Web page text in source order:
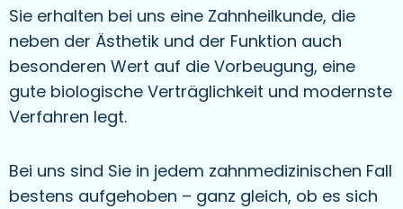
Sie erhalten bei uns eine Zahnheilkunde, die
neben der Ästhetik und der Funktion auch
besonderen Wert auf die Vorbeugung, eine
gute biologische Verträglichkeit und modernste
Verfahren legt.
Bei uns sind Sie in jedem zahnmedizinischen Fall
bestens aufgehoben – ganz gleich, ob es sich